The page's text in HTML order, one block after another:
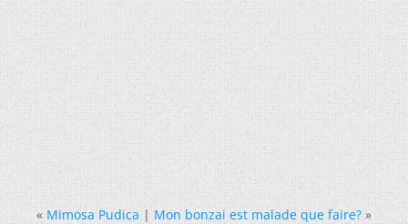
« Mimosa Pudica|Mon bonzai est malade que faire? »